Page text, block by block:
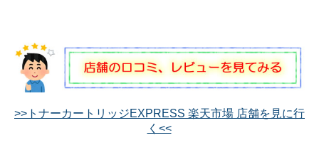
>>トナーカートリッジEXPRESS 楽天市場 店舗を見に行
く<<